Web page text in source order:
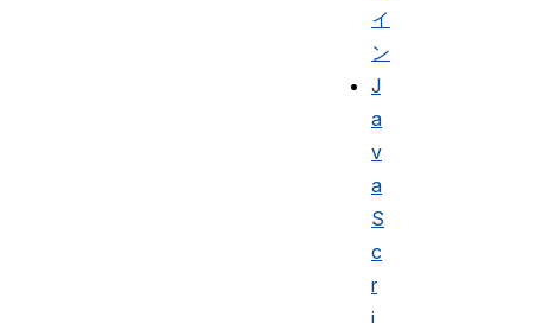
イ
ン
J
a
v
a
S
c
r
i